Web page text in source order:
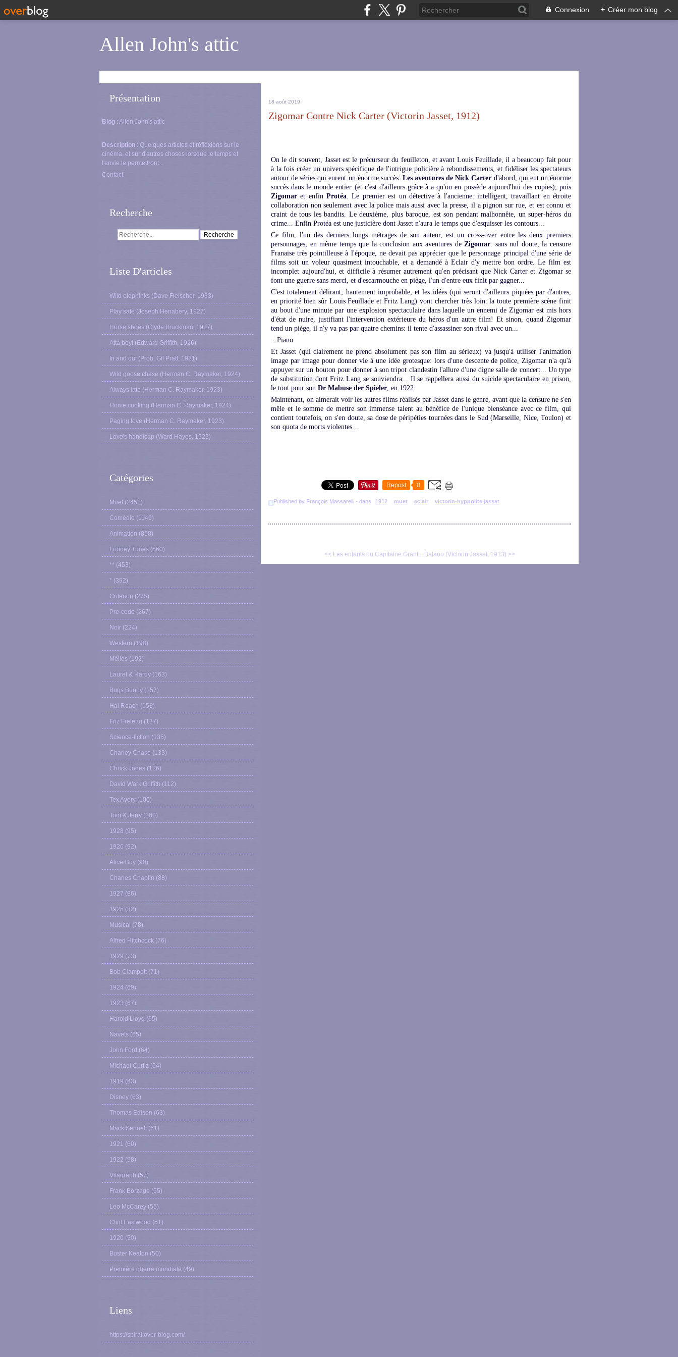
Connexion + Créer mon blog
Allen John's attic
Présentation
Blog : Allen John's attic
Description : Quelques articles et réflexions sur le
cinéma, et sur d'autres choses lorsque le temps et
l'envie le permettront...
Contact
Recherche
Liste D'articles
Wild elephinks (Dave Fleischer, 1933)
Play safe (Joseph Henabery, 1927)
Horse shoes (Clyde Bruckman, 1927)
Atta boy! (Edward Griffith, 1926)
In and out (Prob. Gil Pratt, 1921)
Wild goose chase (Herman C. Raymaker, 1924)
Always late (Herman C. Raymaker, 1923)
Home cooking (Herman C. Raymaker, 1924)
Paging love (Herman C. Raymaker, 1923)
Love's handicap (Ward Hayes, 1923)
Catégories
Muet (2451)
Comédie (1149)
Animation (858)
Looney Tunes (560)
** (453)
* (392)
Criterion (275)
Pre-code (267)
Noir (224)
Western (198)
Méliès (192)
Laurel & Hardy (163)
Bugs Bunny (157)
Hal Roach (153)
Friz Freleng (137)
Science-fiction (135)
Charley Chase (133)
Chuck Jones (126)
David Wark Griffith (112)
Tex Avery (100)
Tom & Jerry (100)
1928 (95)
1926 (92)
Alice Guy (90)
Charles Chaplin (88)
1927 (86)
1925 (82)
Musical (78)
Alfred Hitchcock (76)
1929 (73)
Bob Clampett (71)
1924 (69)
1923 (67)
Harold Lloyd (65)
Navets (65)
John Ford (64)
Michael Curtiz (64)
1919 (63)
Disney (63)
Thomas Edison (63)
Mack Sennett (61)
1921 (60)
1922 (58)
Vitagraph (57)
Frank Borzage (55)
Leo McCarey (55)
Clint Eastwood (51)
1920 (50)
Buster Keaton (50)
Première guerre mondiale (49)
Liens
https://spiral.over-blog.com/
18 août 2019
Zigomar Contre Nick Carter (Victorin Jasset, 1912)
On le dit souvent, Jasset est le précurseur du feuilleton, et avant Louis Feuillade, il a beaucoup fait pour
à la fois créer un univers spécifique de l'intrigue policière à rebondissements, et fidéliser les spectateurs
autour de séries qui eurent un énorme succès: Les aventures de Nick Carter d'abord, qui eut un énorme
succès dans le monde entier (et c'est d'ailleurs grâce à a qu'on en possède aujourd'hui des copies), puis
Zigomar et enfinProtéa. Le premier est un détective à l'ancienne: intelligent, travaillant en étroite
collaboration non seulement avec la police mais aussi avec la presse, il a pignon sur rue, et est connu et
craint de tous les bandits. Le deuxième, plus baroque, est son pendant malhonnête, un super-héros du
crime... Enfin Protéa est une justicière dont Jasset n'aura le temps que d'esquisser les contours...
Ce film, l'un des derniers longs métrages de son auteur, est un cross-over entre les deux premiers
personnages, en même temps que la conclusion aux aventures deZigomar: sans nul doute, la censure
Franaise très pointilleuse à l'époque, ne devait pas apprécier que le personnage principal d'une série de
films soit un voleur quasiment intouchable, et a demandé à Eclair d'y mettre bon ordre. Le film est
incomplet aujourd'hui, et difficile à résumer autrement qu'en précisant que Nick Carter et Zigomar se
font une guerre sans merci, et d'escarmouche en piège, l'un d'entre eux finit par gagner...
C'est totalement délirant, hautement improbable, et les idées (qui seront d'ailleurs piquées par d'autres,
en priorité bien sûr Louis Feuillade et Fritz Lang) vont chercher très loin: la toute première scène finit
au bout d'une minute par une explosion spectaculaire dans laquelle un ennemi de Zigomar est mis hors
d'état de nuire, justifiant l'intervention extérieure du héros d'un autre film! Et sinon, quand Zigomar
tend un piège, il n'y va pas par quatre chemins: il tente d'assassiner son rival avec un...
...Piano.
Et Jasset (qui clairement ne prend absolument pas son film au sérieux) va jusqu'à utiliser l'animation
image par image pour donner vie à une idée grotesque: lors d'une descente de police, Zigomar n'a qu'à
appuyer sur un bouton pour donner à son tripot clandestin l'allure d'une digne salle de concert... Un type
de substitution dont Fritz Lang se souviendra... Il se rappellera aussi du suicide spectaculaire en prison,
le tout pour son Dr Mabuse der Spieler, en 1922.
Maintenant, on aimerait voir les autres films réalisés par Jasset dans le genre, avant que la censure ne s'en
mêle et le somme de mettre son immense talent au bénéfice de l'unique bienséance avec ce film, qui
contient toutefois, on s'en doute, sa dose de péripéties tournées dans le Sud (Marseille, Nice, Toulon) et
son quota de morts violentes...
Repost 0
Published by François Massarelli - dans 1912 muet eclair victorin-hyppolite jasset
<< Les enfants du Capitaine Grant... Balaoo (Victorin Jasset, 1913) >>